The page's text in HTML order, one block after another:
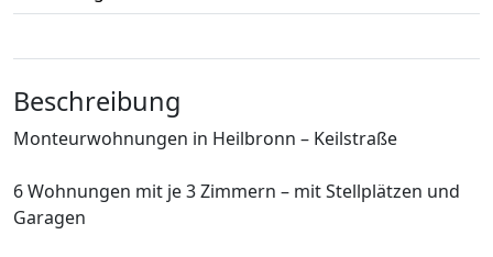
Beschreibung
Monteurwohnungen in Heilbronn – Keilstraße
6 Wohnungen mit je 3 Zimmern – mit Stellplätzen und
Garagen